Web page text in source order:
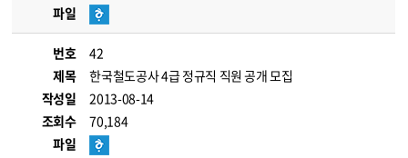
파일
번호
42
제목
한국철도공사 4급 정규직 직원 공개 모집
작성일
2013-08-14
조회수
70,184
파일